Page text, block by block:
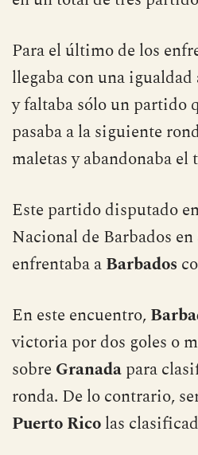
Para el último de los
llegaba con una
y faltaba sólo un
pasaba a la siguiente
maletas y abandonaba el
Este partido disputado
Nacional de Barbados
enfrentaba aBarbados
En este encuentro,
victoria por dos goles o
sobre Granadapara
ronda. De lo contrario,
Puerto Ricolas